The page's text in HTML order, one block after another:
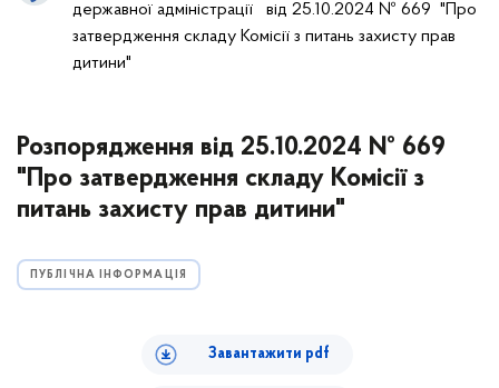
державної адміністрації від 25.10.2024 № 669 "Про
затвердження складу Комісії з питань захисту прав
дитини"
Розпорядження від 25.10.2024 № 669
"Про затвердження складу Комісії з
питань захисту прав дитини"
ПУБЛІЧНА ІНФОРМАЦІЯ
Завантажити pdf